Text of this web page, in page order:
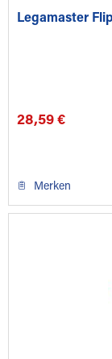
Legamaster
28,59 €
Merken